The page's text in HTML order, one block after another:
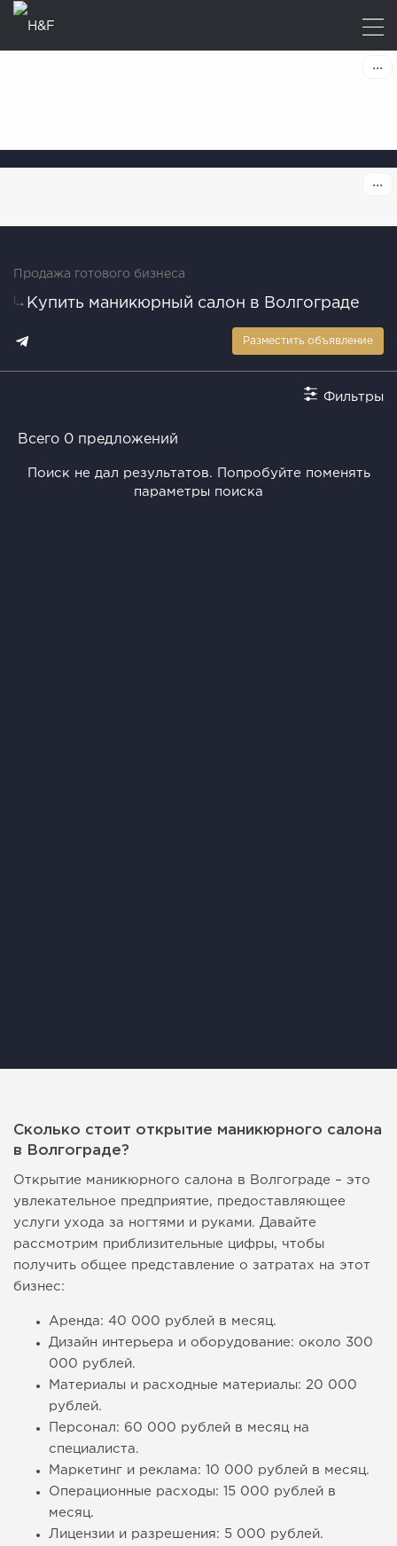
Продажа готового бизнеса
Купить маникюрный салон в Волгограде
Разместить объявление
Фильтры
Всего 0 предложений
Поиск не дал результатов. Попробуйте поменять
параметры поиска
Сколько стоит открытие маникюрного салона
в Волгограде?
Открытие маникюрного салона в Волгограде – это
увлекательное предприятие, предоставляющее
услуги ухода за ногтями и руками. Давайте
рассмотрим приблизительные цифры, чтобы
получить общее представление о затратах на этот
бизнес:
Аренда: 40 000 рублей в месяц.
Дизайн интерьера и оборудование: около 300
000 рублей.
Материалы и расходные материалы: 20 000
рублей.
Персонал: 60 000 рублей в месяц на
специалиста.
Маркетинг и реклама: 10 000 рублей в месяц.
Операционные расходы: 15 000 рублей в
месяц.
Лицензии и разрешения: 5 000 рублей.